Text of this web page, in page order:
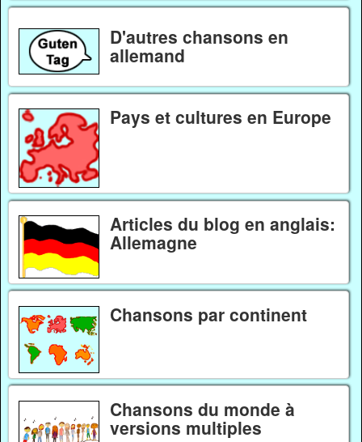
D'autres chansons en
allemand
Pays et cultures en Europe
Articles du blog en anglais:
Allemagne
Chansons par continent
Chansons du monde à
versions multiples